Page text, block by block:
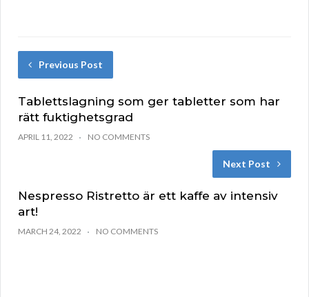
Previous Post
Tablettslagning som ger tabletter som har
rätt fuktighetsgrad
APRIL 11, 2022 NO COMMENTS
Next Post
Nespresso Ristretto är ett kaffe av intensiv
art!
MARCH 24, 2022 NO COMMENTS